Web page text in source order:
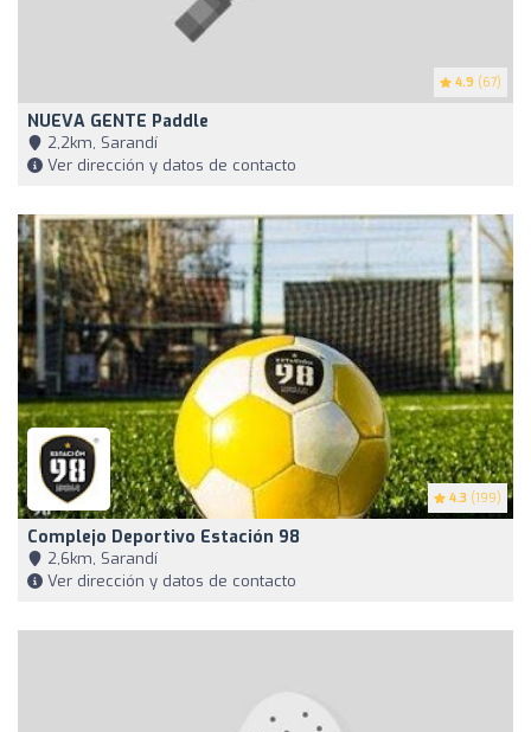
4.9 (67)
NUEVA GENTE Paddle
2,2km, Sarandí
Ver dirección y datos de contacto
4.3 (199)
Complejo Deportivo Estación 98
2,6km, Sarandí
Ver dirección y datos de contacto